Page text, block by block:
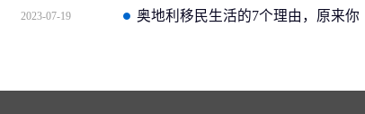
产业是什么？
2023-07-19
奥地利移民生活的7个理由，原来你